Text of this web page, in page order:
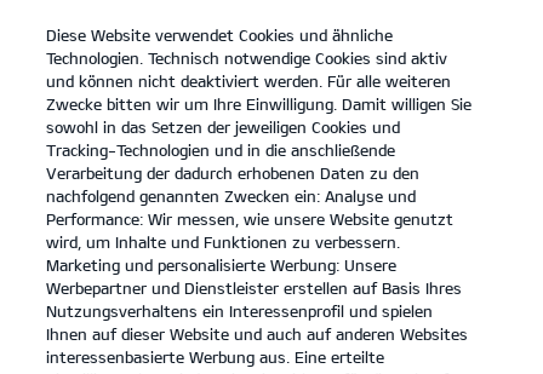
open
menu
KONTAKT
IMPRESSUM
IMPRESSUM
Autohaus Gerich GmbH
Harthauserstr. 1
84453 Mühldorf am Inn
Tel: 08631/99026-0
E-Mail:Kia@gerich.info
Diese Website verwendet Cookies und ähnliche
Technologien. Technisch notwendige Cookies sind aktiv
und können nicht deaktiviert werden. Für alle weiteren
Zwecke bitten wir um Ihre Einwilligung. Damit willigen Sie
sowohl in das Setzen der jeweiligen Cookies und
Tracking-Technologien und in die anschließende
Verarbeitung der dadurch erhobenen Daten zu den
nachfolgend genannten Zwecken ein: Analyse und
Performance: Wir messen, wie unsere Website genutzt
wird, um Inhalte und Funktionen zu verbessern.
Marketing und personalisierte Werbung: Unsere
Werbepartner und Dienstleister erstellen auf Basis Ihres
Nutzungsverhaltens ein Interessenprofil und spielen
Ihnen auf dieser Website und auch auf anderen Websites
interessenbasierte Werbung aus. Eine erteilte